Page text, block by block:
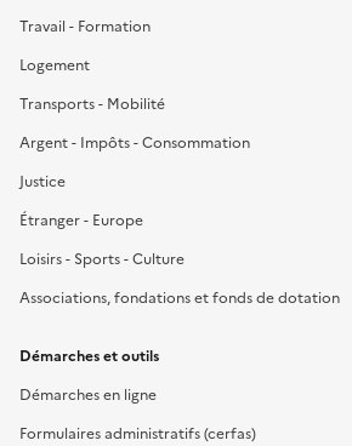
Travail - Formation
Logement
Transports - Mobilité
Argent - Impôts - Consommation
Justice
Étranger - Europe
Loisirs - Sports - Culture
Associations, fondations et fonds de dotation
Démarches et outils
Démarches en ligne
Formulaires administratifs (cerfas)